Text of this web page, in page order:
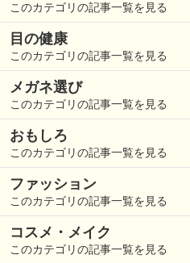
このカテゴリの記事一覧を見る
目の健康
このカテゴリの記事一覧を見る
メガネ選び
このカテゴリの記事一覧を見る
おもしろ
このカテゴリの記事一覧を見る
ファッション
このカテゴリの記事一覧を見る
コスメ・メイク
このカテゴリの記事一覧を見る